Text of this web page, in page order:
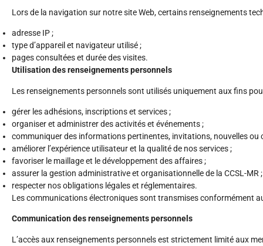
Lors de la navigation sur notre site Web, certains renseignements
adresse IP ;
type d’appareil et navigateur utilisé ;
pages consultées et durée des visites.
Utilisation des renseignements personnels
Les renseignements personnels sont utilisés uniquement aux fins
gérer les adhésions, inscriptions et services ;
organiser et administrer des activités et événements ;
communiquer des informations pertinentes, invitations, nouvelles ou
améliorer l’expérience utilisateur et la qualité de nos services ;
favoriser le maillage et le développement des affaires ;
assurer la gestion administrative et organisationnelle de la CCSL-MR ;
respecter nos obligations légales et réglementaires.
Les communications électroniques sont transmises conformément
Communication des renseignements personnels
L’accès aux renseignements personnels est strictement limité aux